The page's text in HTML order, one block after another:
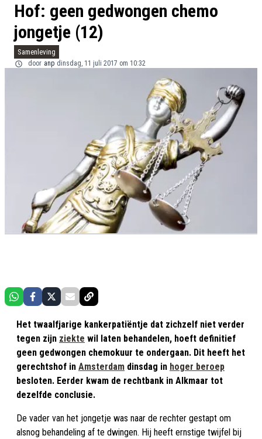
Hof: geen gedwongen chemo
jongetje (12)
Samenleving
door anp dinsdag, 11 juli 2017 om 10:32
Het twaalfjarige kankerpatiëntje dat zichzelf niet verder
tegen zijn ziekte wil laten behandelen, hoeft definitief
geen gedwongen chemokuur te ondergaan. Dit heeft het
gerechtshof in Amsterdam dinsdag in hoger beroep
besloten. Eerder kwam de rechtbank in Alkmaar tot
dezelfde conclusie.
De vader van het jongetje was naar de rechter gestapt om
alsnog behandeling af te dwingen. Hij heeft ernstige twijfel bij